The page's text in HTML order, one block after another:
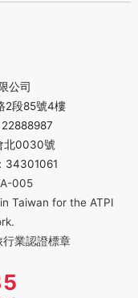
公司
2段85號4樓
北0030號
34301061
005
Taiwan for the ATPI
業認證標章